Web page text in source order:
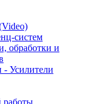
систем
обработки и
- Усилители